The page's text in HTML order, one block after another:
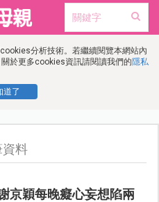
分析技術。若繼續閱覽本網站內
於更多cookies資訊請閱讀我們的隱私
道了
料
京穎每晚癡心妄想陷兩